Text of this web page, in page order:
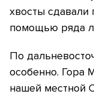
хвосты сдавали
помощью ряда
По
особенно. Гора
нашей местной